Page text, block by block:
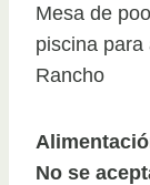
Mesa de
piscina para
Rancho
No se